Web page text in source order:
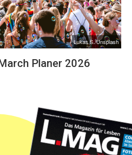
Lukas S./Unsplash
Planer 2026